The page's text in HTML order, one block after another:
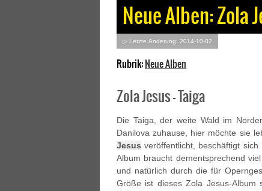
Neue Alben: Zola
▷ Letzte Änderung: 2014-10-02
Rubrik:Neue Alben
Zola Jesus – Taiga
Die Taiga, der weite Wald im
Danilova zuhause, hier möchte sie
Jesus veröffentlicht, beschäftigt
Album braucht dementsprechend
und natürlich durch die für
Größe ist dieses Zola Jesus-